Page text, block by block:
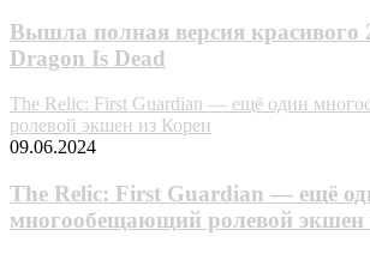
Вышла полная версия красивого
Dragon Is Dead
The Relic: First Guardian — ещё один
ролевой экшен из Кореи
09.06.2024
The Relic: First Guardian — ещё
многообещающий ролевой экшен